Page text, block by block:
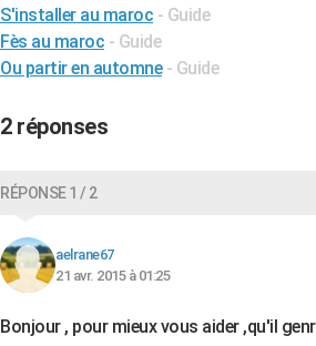
S'installer au maroc - Guide
Fès au maroc - Guide
Ou partir en automne - Guide
2 réponses
RÉPONSE 1 / 2
aelrane67
21 avr. 2015 à 01:25
Bonjour , pour mieux vous aider ,qu'il